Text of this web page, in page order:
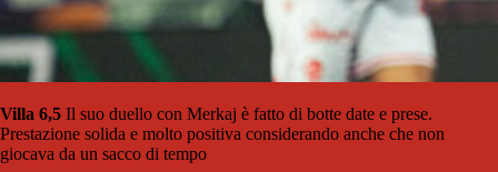
Villa 6,5 Il suo duello con Merkaj è fatto di botte date e prese.
Prestazione solida e molto positiva considerando anche che non
giocava da un sacco di tempo